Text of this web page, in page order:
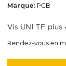
Marque: PGB
Vis UNI TF
Rendez-vous en